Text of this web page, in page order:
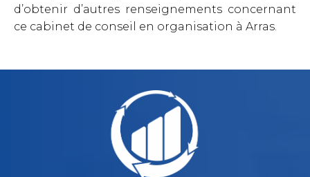
d’obtenir d’autres renseignements concernant
ce cabinet de conseil en organisation à Arras.